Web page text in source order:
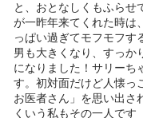
と、おとなしくもふらせ
が一昨年来てくれた時は
っぱい過ぎてモフモフす
男も大きくなり、すっか
になりました！サリーち
す。初対面だけど人懐っ
お医者さん」を思い出さ
くいう私もその一人です